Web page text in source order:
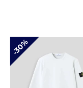
30%